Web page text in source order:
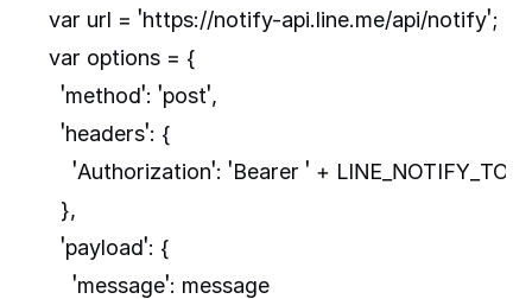
  var url = 'https://notify-api.line.me/api/notify';
  var options = {
    'method': 'post',
    'headers': {
'Authorization': 'Bearer ' +
    },
    'payload': {
      'message': message